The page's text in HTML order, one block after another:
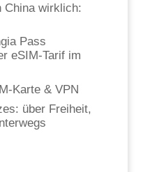
China wirklich:
Pass
eSIM-Tarif im
Karte & VPN
über Freiheit,